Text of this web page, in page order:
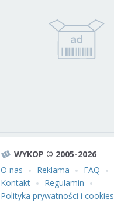
WYKOP © 2005-2026
O nas
Reklama
FAQ
Kontakt
Regulamin
Polityka prywatności i cookies